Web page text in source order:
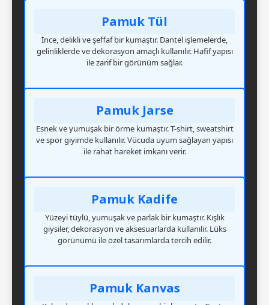
Pamuk Tül
İnce, delikli ve şeffaf bir kumaştır. Dantel işlemelerde,
gelinliklerde ve dekorasyon amaçlı kullanılır. Hafif yapısı
ile zarif bir görünüm sağlar.
Pamuk Jarse
Esnek ve yumuşak bir örme kumaştır. T-shirt, sweatshirt
ve spor giyimde kullanılır. Vücuda uyum sağlayan yapısı
ile rahat hareket imkanı verir.
Pamuk Kadife
Yüzeyi tüylü, yumuşak ve parlak bir kumaştır. Kışlık
giysiler, dekorasyon ve aksesuarlarda kullanılır. Lüks
görünümü ile özel tasarımlarda tercih edilir.
Pamuk Kanvas